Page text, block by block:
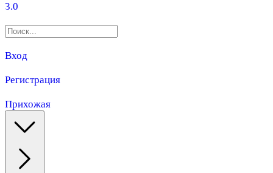
3.0
Вход
Регистрация
Прихожая